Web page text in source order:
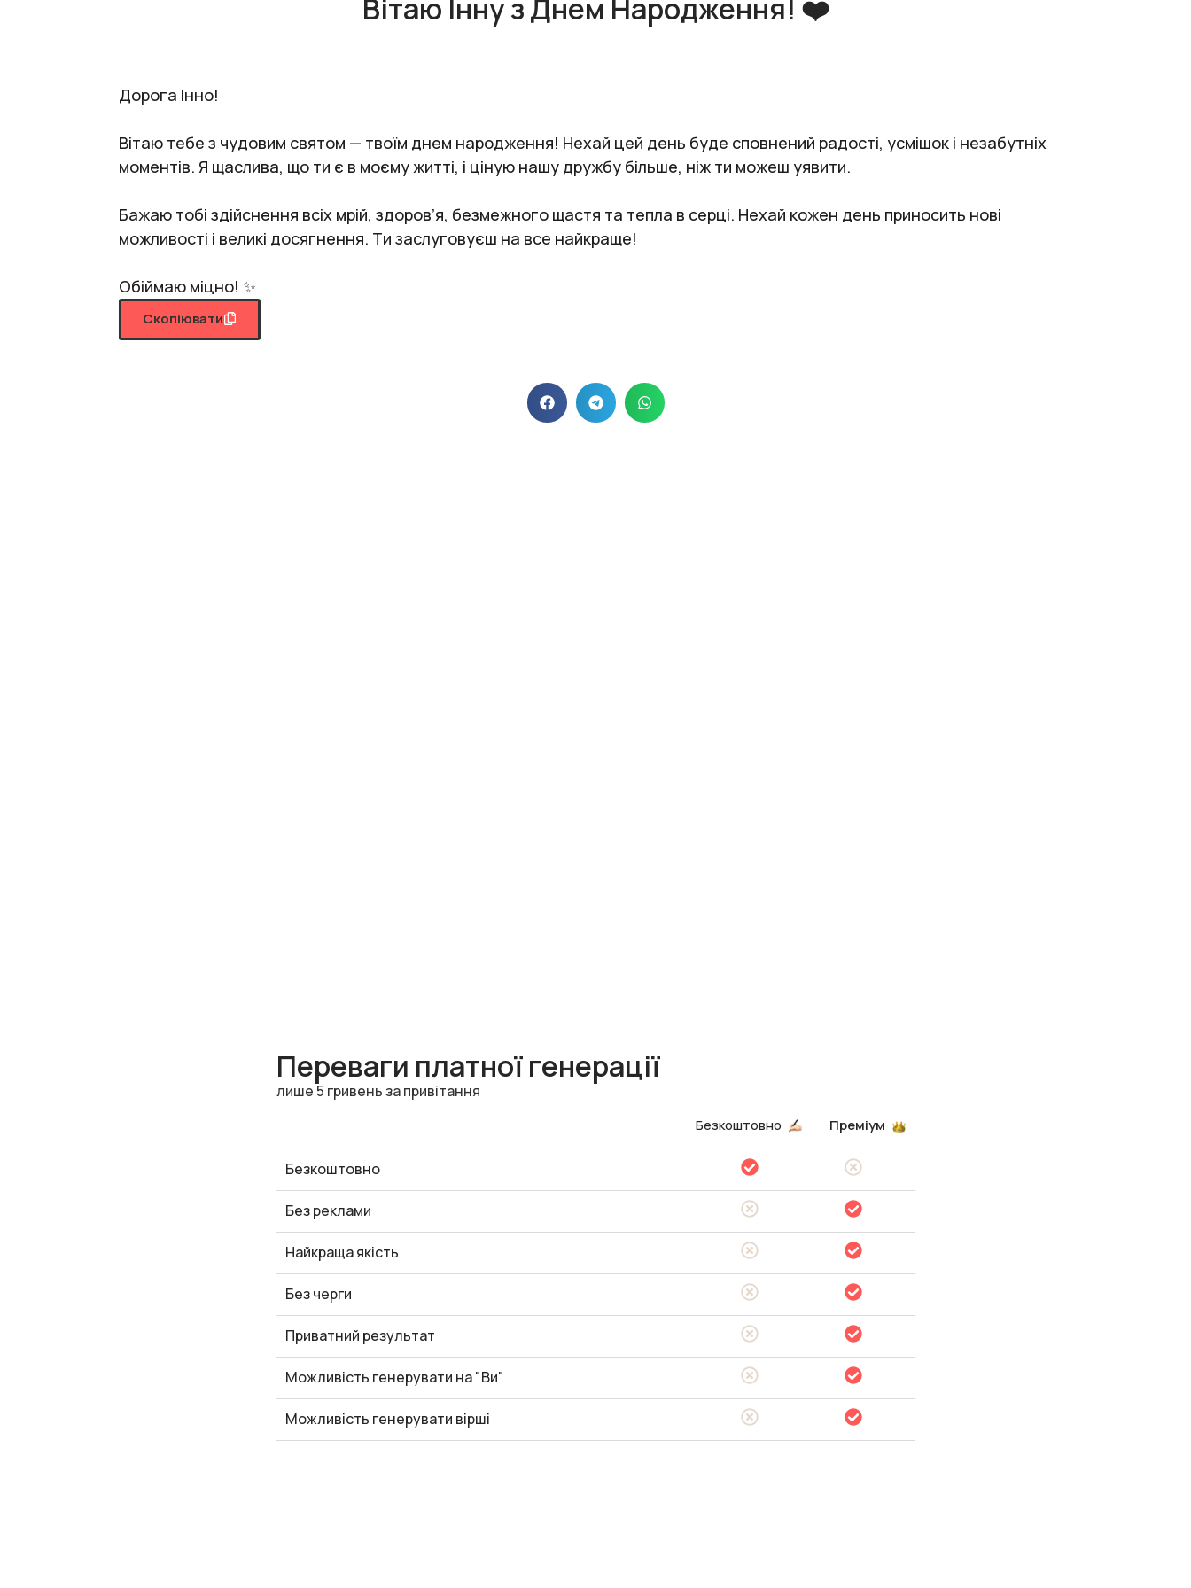
Вітаю Інну з Днем Народження! ❤️
Дорога Інно!
Вітаю тебе з чудовим святом — твоїм днем народження! Нехай цей день буде сповнений радості, усмішок і незабутніх
моментів. Я щаслива, що ти є в моєму житті, і ціную нашу дружбу більше, ніж ти можеш уявити.
Бажаю тобі здійснення всіх мрій, здоров’я, безмежного щастя та тепла в серці. Нехай кожен день приносить нові
можливості і великі досягнення. Ти заслуговуєш на все найкраще!
Обіймаю міцно! ✨
Скопіювати
Переваги платної генерації
лише 5 гривень за привітання
Безкоштовно Преміум
Безкоштовно
Без реклами
Найкраща якість
Без черги
Приватний результат
Можливість генерувати на "Ви"
Можливість генерувати вірші